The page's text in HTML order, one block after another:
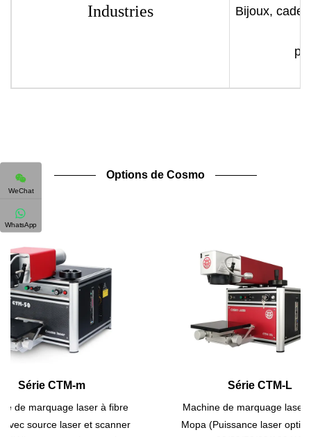
Industries
Bijoux,
Options de Cosmo
Série CTM-m
marquage laser à fibre
source laser et scanner
Série CTM-L
Machine de marquage laser à
Mopa (Puissance laser
WeChat
WhatsApp